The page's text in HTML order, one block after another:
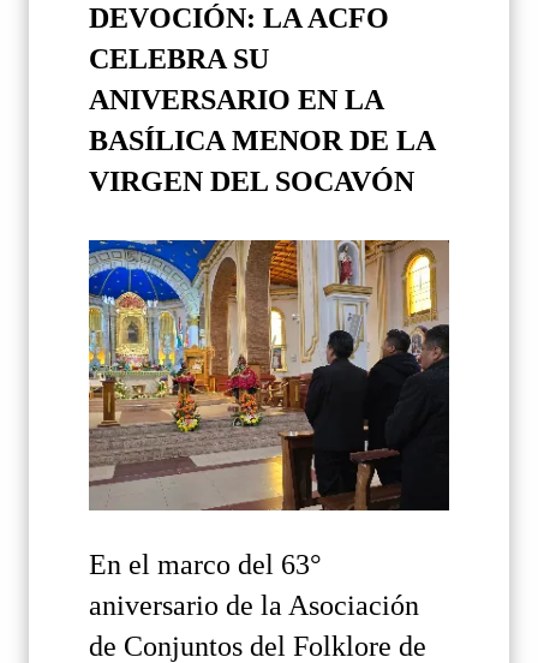
DEVOCIÓN: LA ACFO
CELEBRA SU
ANIVERSARIO EN LA
BASÍLICA MENOR DE LA
VIRGEN DEL SOCAVÓN
En el marco del 63°
aniversario de la Asociación
de Conjuntos del Folklore de